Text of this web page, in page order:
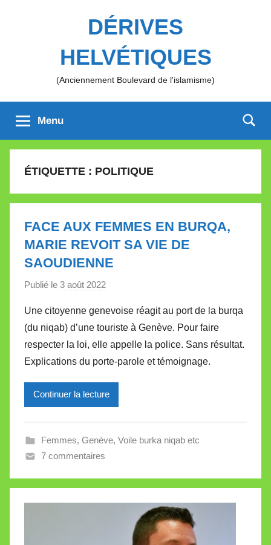
DÉRIVES
HELVÉTIQUES
(Anciennement Boulevard de l'islamisme)
Menu
ÉTIQUETTE : POLITIQUE
FACE AUX FEMMES EN BURQA,
MARIE REVOIT SA VIE DE
SAOUDIENNE
Publié le 3 août 2022
r
M
i
r
i
l
e
l
l
Une citoyenne genevoise réagit au port de la burqa
(du niqab) d’une touriste à Genève. Pour faire
respecter la loi, elle appelle la police. Sans résultat.
Explications du porte-parole et témoignage.
Continuer la lecture
Femmes, Genève, Voile burka niqab etc
7 commentaires